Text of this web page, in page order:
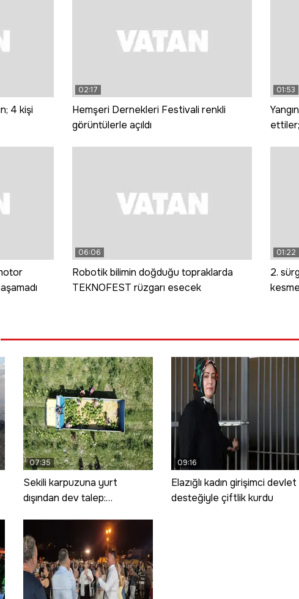
4 kişi
02:17
Hemşeri Dernekleri Festivali renkli
görüntülerle açıldı
01:53
06:06
Robotik bilimin doğduğu topraklarda
TEKNOFEST rüzgarı esecek
01:22
2.
07:35
Sekili karpuzuna yurt
dışından dev talep:
09:16
Elazığlı kadın girişimci devlet
desteğiyle çiftlik kurdu